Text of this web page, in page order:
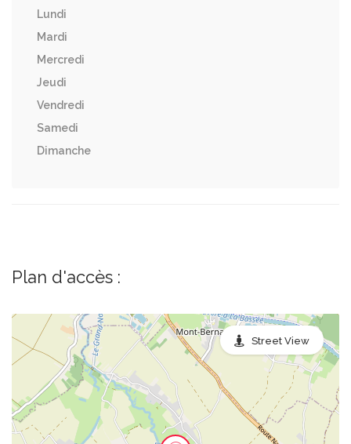
Lundi
Mardi
Mercredi
Jeudi
Vendredi
Samedi
Dimanche
Plan d'accès :
Street View